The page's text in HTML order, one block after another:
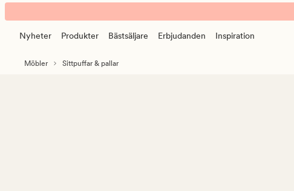
Sofia
puff
banner.
Klicka
ESCAPE
Nyheter Produkter Bästsäljare Erbjudanden Inspiration
Möbler Sittpuffar & pallar